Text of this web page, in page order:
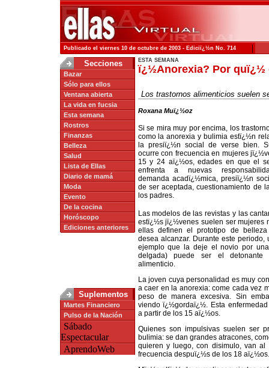
Publicado el viernes 10 de octubre de 2003 - Ediciï¿½n No. 714 |
Secciones
Bazar
Sólo para ellos
Ventana abierta
La vida en fucsia
Esta semana
Rostros
Finanzas
Belleza
Salud
Lista de Ellas
Diario de mamá
Moda
Evento
De la cocina
Horóscopo
Ediciones anteriores
Suplementos
Martes Financiero
Pulso de la Nación
Sábado
Espectacular
AprendoWeb
ESTA SEMANA
ï¿½Anorexia? Por quï¿½
Los trastornos alimenticios suelen
Roxana Muï¿½oz
Si se mira muy por encima, los
como la anorexia y bulimia estï¿½n
la presiï¿½n social de verse bien.
ocurre con frecuencia en mujeres
15 y 24 aï¿½os, edades en que el
enfrenta a nuevas
demanda acadï¿½mica, presiï¿½n
de ser aceptada, cuestionamiento de
los padres.
Las modelos de las revistas y las
estï¿½s jï¿½venes suelen ser mujeres
ellas definen el prototipo de
desea alcanzar. Durante este periodo,
ejemplo que la deje el novio por
delgada) puede ser el detonante
alimenticio.
La joven cuya personalidad es muy
a caer en la anorexia: come cada vez
peso de manera excesiva. Sin
viendo ï¿½gordaï¿½. Esta
a partir de los 15 aï¿½os.
Quienes son impulsivas suelen ser
bulimia: se dan grandes atracones,
quieren y luego, con disimulo, van
frecuencia despuï¿½s de los 18 aï¿½os.